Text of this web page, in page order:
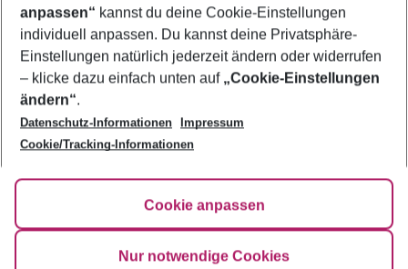
Footer
Footer navigation
Über uns
AGB
Bestpreisgarantie
Cookie-Einstellungen ändern
Cookie-Richtlinie
Impressum
Agenturbetreuung
Barrierefreies Reisen
HanseMerkur Reiseversicherung
Hilfe & Kontakt
Folge uns
anpassen“ kannst du deine Cookie-Einstellungen
individuell anpassen. Du kannst deine Privatsphäre-
Einstellungen natürlich jederzeit ändern oder widerrufen
– klicke dazu einfach unten auf „Cookie-Einstellungen
ändern“.
Datenschutz-Informationen
Impressum
Cookie/Tracking-Informationen
Cookie anpassen
Nur notwendige Cookies